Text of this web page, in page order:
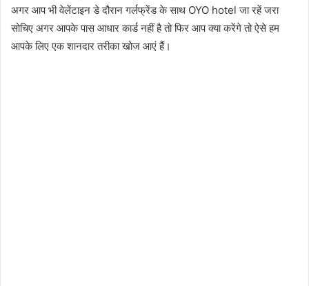
अगर आप भी वेलेंटाइन डे दौरान गर्लफ्रेंड के साथ OYO hotel जा रहें जरा
सोचिए अगर आपके पास आधार कार्ड नहीं है तो फिर आप क्या करेंगे तो ऐसे हम
आपके लिए एक शानदार तरीका खोज आएं हैं।